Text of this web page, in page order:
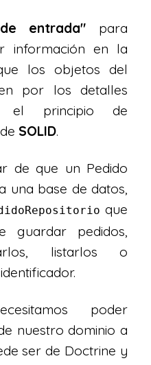
entrada" para
información en la
los objetos del
por los detalles
el principio de
SOLID.
de que un Pedido
una base de datos,
que
guardar pedidos,
listarlos o
poder
nuestro dominio a
ser de Doctrine y